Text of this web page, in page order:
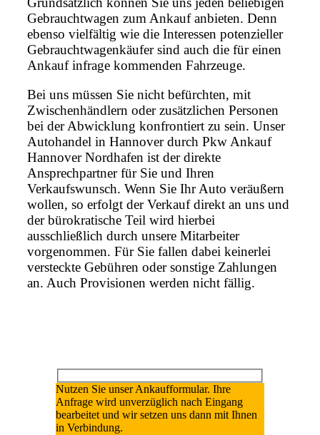
Gebrauchtwagen zum Ankauf anbieten. Denn
ebenso vielfältig wie die Interessen potenzieller
Gebrauchtwagenkäufer sind auch die für einen
Ankauf infrage kommenden Fahrzeuge.
Bei uns müssen Sie nicht befürchten, mit
Zwischenhändlern oder zusätzlichen Personen
bei der Abwicklung konfrontiert zu sein. Unser
Autohandel in Hannover durch Pkw Ankauf
Hannover Nordhafen ist der direkte
Ansprechpartner für Sie und Ihren
Verkaufswunsch. Wenn Sie Ihr Auto veräußern
wollen, so erfolgt der Verkauf direkt an uns und
der bürokratische Teil wird hierbei
ausschließlich durch unsere Mitarbeiter
vorgenommen. Für Sie fallen dabei keinerlei
versteckte Gebühren oder sonstige Zahlungen
an. Auch Provisionen werden nicht fällig.
Nutzen Sie unser Ankaufformular. Ihre
Anfrage wird unverzüglich nach Eingang
bearbeitet und wir setzen uns dann mit Ihnen
in Verbindung.